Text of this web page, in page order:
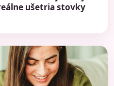
ušetria stovky